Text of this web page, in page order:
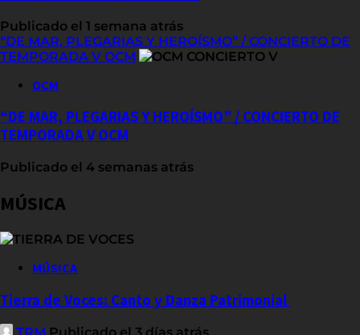
Publicado el 1 semana atrás
“DE MAR, PLEGARIAS Y HEROÍSMO” / CONCIERTO DE
TEMPORADA V OCM
OCM
“DE MAR, PLEGARIAS Y HEROÍSMO” / CONCIERTO DE
TEMPORADA V OCM
Publicado el 4 semanas atrás
MÚSICA
MÚSICA
Tierra de Voces: Canto y Danza Patrimonial